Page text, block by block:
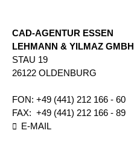
CAD-AGENTUR ESSEN
LEHMANN & YILMAZ GMBH
STAU 19
26122 OLDENBURG
FON: +49 (441) 212 166 - 60
FAX: +49 (441) 212 166 - 89
E-MAIL